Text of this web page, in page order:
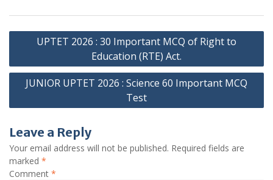
Post
navigationUPTET 2026 : 30 Important MCQ of Right to
Education (RTE) Act.
JUNIOR UPTET 2026 : Science 60 Important MCQ
Test
Leave a Reply
Your email address will not be published. Required fields are
marked *
Comment *